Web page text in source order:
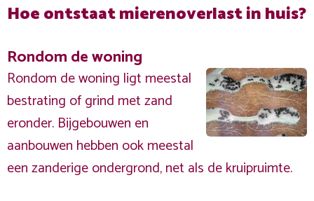
Hoe ontstaat mierenoverlast in huis?
Rondom de woning
Rondom de woning ligt meestal
bestrating of grind met zand
eronder. Bijgebouwen en
aanbouwen hebben ook meestal
een zanderige ondergrond, net als de kruipruimte.